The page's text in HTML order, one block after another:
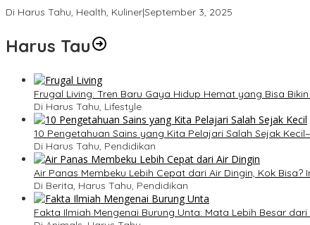
Di Harus Tahu, Health, Kuliner|September 3, 2025
Harus Tau
Frugal Living: Tren Baru Gaya Hidup Hemat yang Bisa
Di Harus Tahu, Lifestyle
10 Pengetahuan Sains yang Kita Pelajari Salah Sejak
Di Harus Tahu, Pendidikan
Air Panas Membeku Lebih Cepat dari Air Dingin, Kok Bisa?
Di Berita, Harus Tahu, Pendidikan
Fakta Ilmiah Mengenai Burung Unta: Mata Lebih Besar